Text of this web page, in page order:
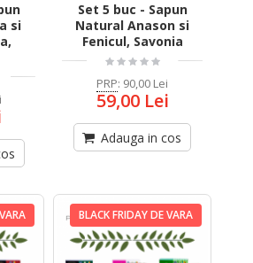
si
Set 5 buc - Sapun
Natural Anason si
Fenicul, Savonia
PRP: 90,00 Lei
59,00 Lei
Adauga in cos
BLACK FRIDAY DE VARA